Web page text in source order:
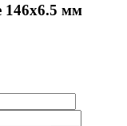
146x6.5 мм